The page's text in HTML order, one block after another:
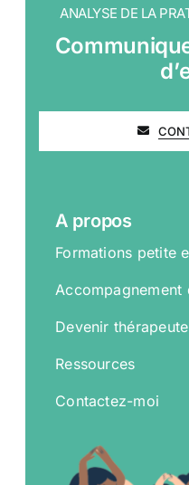
ANALYSE DE LA
A propos
Formations petite
Accompagnement
Devenir
Ressources
Contactez-moi